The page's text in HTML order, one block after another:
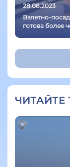
28.08.2023
Взлетно-
готова более
ЧИТАЙТЕ